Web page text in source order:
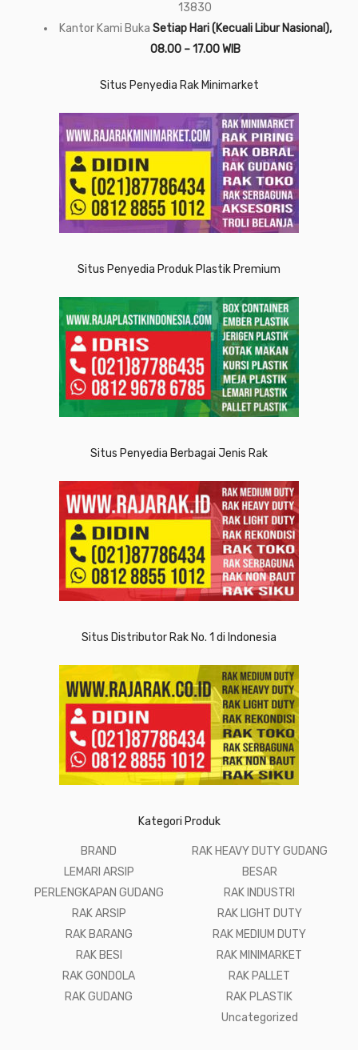
13830
Kantor Kami Buka Setiap Hari (Kecuali Libur Nasional),
08.00 – 17.00 WIB
Situs Penyedia Rak Minimarket
Situs Penyedia Produk Plastik Premium
Situs Penyedia Berbagai Jenis Rak
Situs Distributor Rak No. 1 di Indonesia
Kategori Produk
BRAND
LEMARI ARSIP
PERLENGKAPAN GUDANG
RAK ARSIP
RAK BARANG
RAK BESI
RAK GONDOLA
RAK GUDANG
RAK HEAVY DUTY GUDANG
BESAR
RAK INDUSTRI
RAK LIGHT DUTY
RAK MEDIUM DUTY
RAK MINIMARKET
RAK PALLET
RAK PLASTIK
Uncategorized